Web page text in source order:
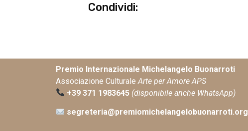
Condividi:
Premio Internazionale Michelangelo Buonarroti
Associazione CulturaleArte per Amore APS
+39 371 1983645 (disponibile anche WhatsApp)
segreteria@premiomichelangelobuonarroti.org